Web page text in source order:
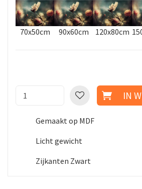
70x50cm 90x60cm 120x80cm
Gemaakt op MDF
Licht gewicht
Zijkanten Zwart